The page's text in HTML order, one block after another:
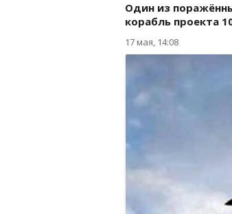
Один из
корабль проекта
17 мая, 14:08